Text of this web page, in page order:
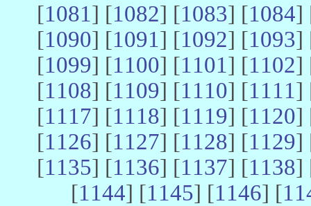
[1081] [1082] [1083] [1084]
[1090] [1091] [1092] [1093]
[1099] [1100] [1101] [1102]
[1108] [1109] [1110] [1111]
[1117] [1118] [1119] [1120]
[1126] [1127] [1128] [1129]
[1135] [1136] [1137] [1138]
[1144] [1145] [1146] [